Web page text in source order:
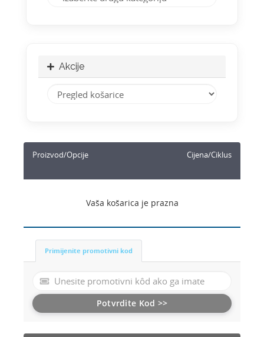
Akcije
Proizvod/Opcije Cijena/Ciklus
Vaša košarica je prazna
Primijenite promotivni kod
Potvrdite Kod >>